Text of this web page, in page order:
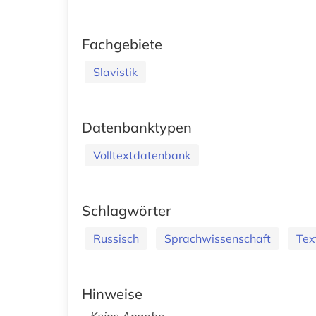
Fachgebiete
Slavistik
Datenbanktypen
Volltextdatenbank
Schlagwörter
Russisch Sprachwissenschaft
Hinweise